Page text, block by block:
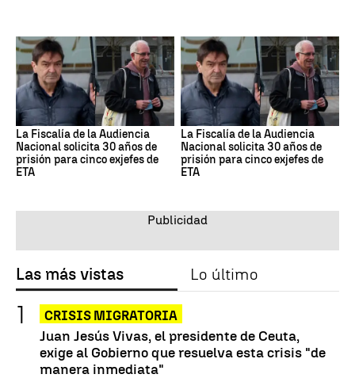
La Fiscalía de la Audiencia
Nacional solicita 30 años de
prisión para cinco exjefes de
ETA
La Fiscalía de la Audiencia
Nacional solicita 30 años de
prisión para cinco exjefes de
ETA
Las más vistas Lo último
CRISIS MIGRATORIA
Juan Jesús Vivas, el presidente de Ceuta,
exige al Gobierno que resuelva esta crisis "de
manera inmediata"